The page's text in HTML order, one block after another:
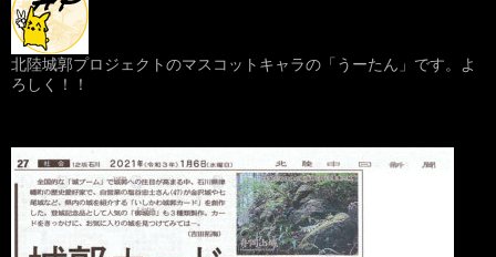
北陸城郭プロジェクトのマスコットキャラの「うーたん」です。よ
ろしく！！